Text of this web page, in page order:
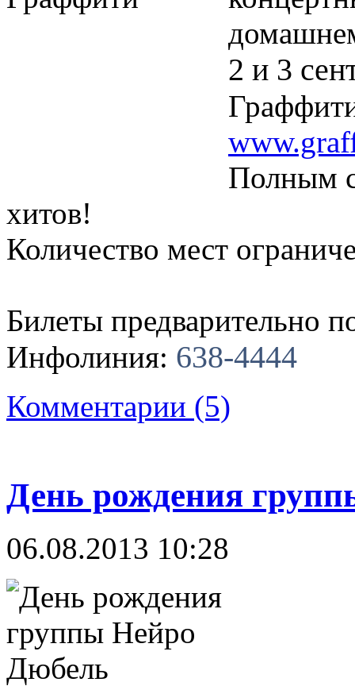
2 и 3
Полным
хитов!
Количество мест
Билеты предварительно
Инфолиния: 638-4444
Комментарии (5)
День рождения
06.08.2013 10:28